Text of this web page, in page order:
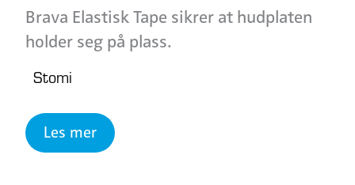
Brava Elastisk Tape sikrer at hudplaten
holder seg på plass.
Stomi
Les mer